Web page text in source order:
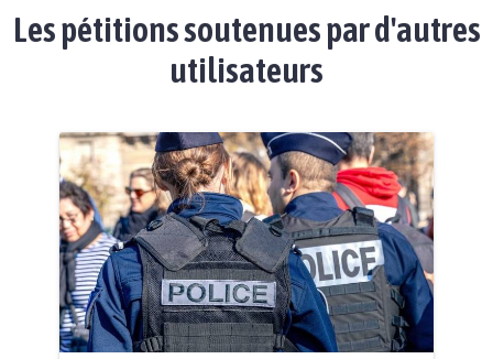
Les pétitions soutenues par d'autres
utilisateurs